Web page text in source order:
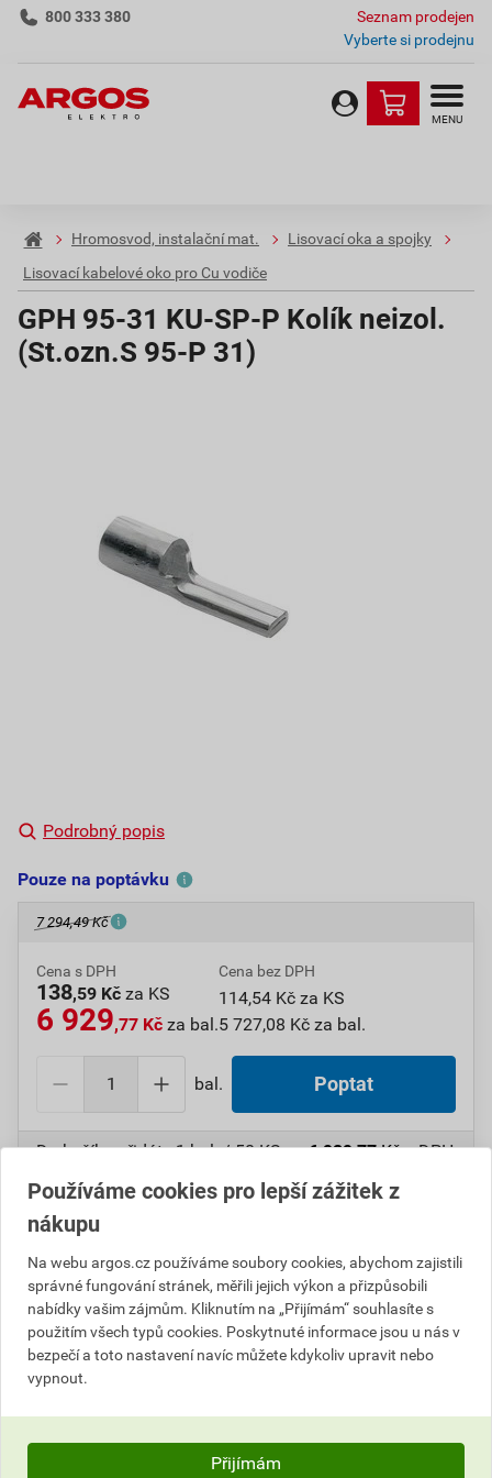
800 333 380
Seznam prodejen
Vyberte si prodejnu
MENU
Hromosvod, instalační mat.
Lisovací oka a spojky
Lisovací kabelové oko pro Cu vodiče
GPH 95-31 KU-SP-P Kolík neizol.
(St.ozn.S 95-P 31)
Podrobný popis
Pouze na poptávku
7 294,49 Kč
Cena s DPH
138,59 Kč za KS
6 929,77 Kč za bal.
Cena bez DPH
114,54 Kč za KS
5 727,08 Kč za bal.
bal. Poptat
Do košíku přidáte1 bal. / 50 KSza6 929,77Kčs DPH
5 727,08 bez DPH).
Číslo položky:
Popis
Používáme cookies pro lepší zážitek z
nákupu
Na webu argos.cz používáme soubory cookies, abychom zajistili
správné fungování stránek, měřili jejich výkon a přizpůsobili
nabídky vašim zájmům. Kliknutím na „Přijímám“ souhlasíte s
použitím všech typů cookies. Poskytnuté informace jsou u nás v
bezpečí a toto nastavení navíc můžete kdykoliv upravit nebo
vypnout.
Přijímám